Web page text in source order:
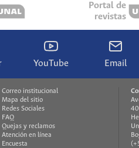
Portal de
revistas
YouTube Email
Correo institucional
Mapa del sitio
Redes Sociales
FAQ
Quejas y reclamos
Atención en línea
Encuesta